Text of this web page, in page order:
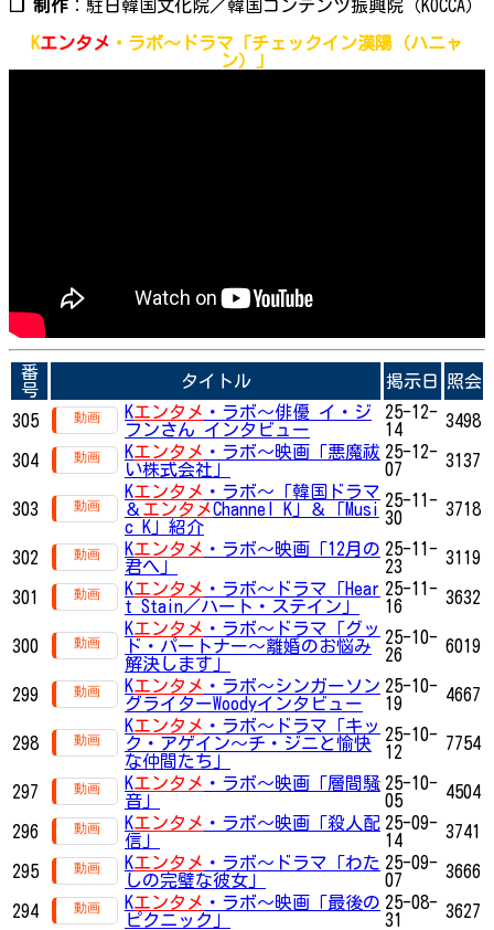
❐ 制作 ：駐日韓国文化院／韓国コンテンツ振興院（KOCCA）
Kエンタメ ・ラボ～ドラマ「チェックイン漢陽（ハニャ
ン）」
番
号
タイトル 掲示日 照会
305 Kエンタメ ・ラボ～俳優 イ・ジ
フンさん インタビュー
25-12-
14
3498
304 Kエンタメ ・ラボ～映画「悪魔祓
い株式会社」
25-12-
07
3137
303
Kエンタメ ・ラボ～「韓国ドラマ
＆ エンタメChannel K」＆「Musi
c K」紹介
25-11-
30
3718
302 Kエンタメ ・ラボ～映画「12月の
君へ」
25-11-
23
3119
301 Kエンタメ ・ラボ～ドラマ「Hear
t Stain／ハート・ステイン」
25-11-
16
3632
300
Kエンタメ ・ラボ～ドラマ「グッ
ド・パートナー～離婚のお悩み
解決します」
25-10-
26
6019
299 Kエンタメ ・ラボ～シンガーソン
グライターWoodyインタビュー
25-10-
19
4667
298
Kエンタメ ・ラボ～ドラマ「キッ
ク・アゲイン～チ・ジニと愉快
な仲間たち」
25-10-
12
7754
297 Kエンタメ ・ラボ～映画「層間騒
音」
25-10-
05
4504
296 Kエンタメ ・ラボ～映画「殺人配
信」
25-09-
14
3741
295 Kエンタメ ・ラボ～ドラマ「わた
しの完璧な彼女」
25-09-
07
3666
294 Kエンタメ ・ラボ～映画「最後の
ピクニック」
25-08-
31
3627